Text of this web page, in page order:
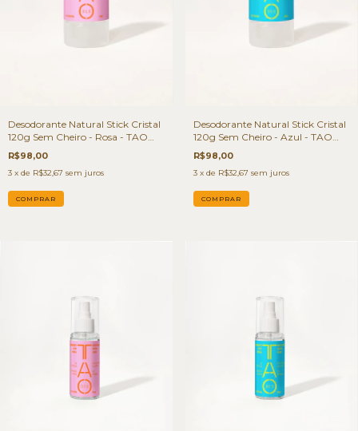
Desodorante Natural Stick Cristal
120g Sem Cheiro - Rosa - TAO
Deo
R$98,00
3 x de R$32,67 sem juros
Desodorante Natural Stick Cristal
120g Sem Cheiro - Azul - TAO
Deo
R$98,00
3 x de R$32,67 sem juros